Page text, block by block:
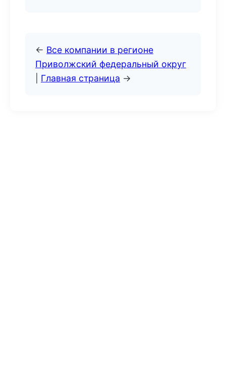
← Все компании в регионе
Приволжский федеральный округ
Главная страница →